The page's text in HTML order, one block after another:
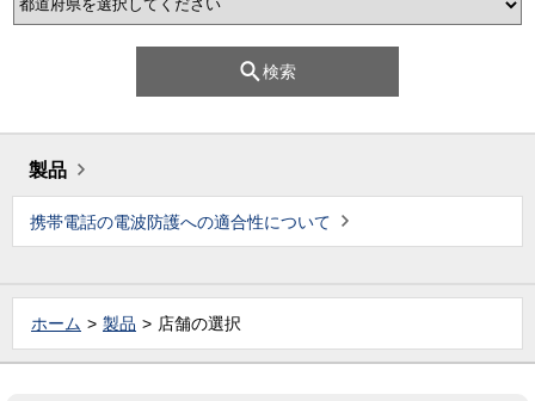
検索
製品
携帯電話の電波防護への適合性について
ホーム 製品 店舗の選択